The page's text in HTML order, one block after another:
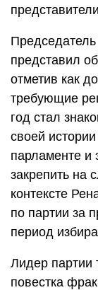
представил
отметив как
требующие
год стал
своей
парламенте и
закрепить на
контексте
по партии за
период
Лидер партии
повестка